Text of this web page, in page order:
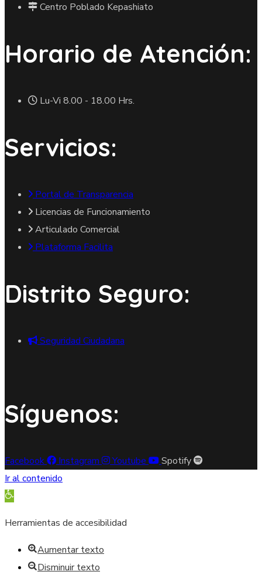
Centro Poblado Kepashiato
Horario de Atención:
Lu-Vi 8.00 - 18.00 Hrs.
Servicios:
Portal de Transparencia
Licencias de Funcionamiento
Articulado Comercial
Plataforma Facilita
Distrito Seguro:
Seguridad Ciudadana
Síguenos:
Facebook Instagram Youtube
Spotify
Ir al contenido
Abrir barra de herramientas
Herramientas de accesibilidad
Aumentar texto
Disminuir texto